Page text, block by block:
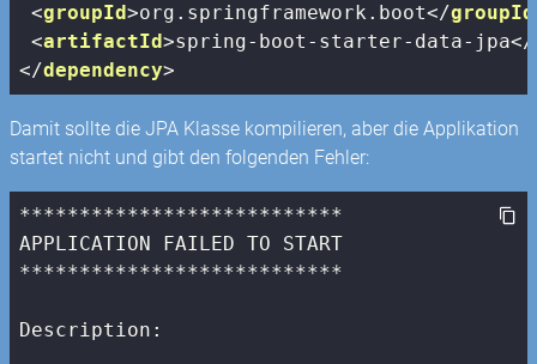
<groupId>org.springframework.boot</groupId
<artifactId>spring-boot-starter-data-jpa</
</dependency>
Damit sollte die JPA Klasse kompilieren, aber die Applikation
startet nicht und gibt den folgenden Fehler:
***************************
APPLICATION FAILED TO START
***************************
Description: